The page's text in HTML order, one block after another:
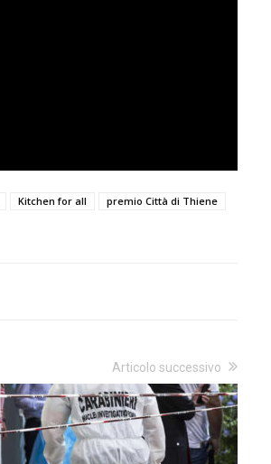
Kitchen for all
premio Città di Thiene
Articolo successivo